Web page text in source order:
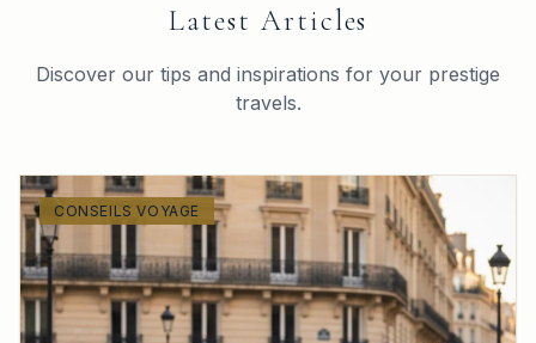
Latest Articles
Discover our tips and inspirations for your prestige
travels.
CONSEILS VOYAGE